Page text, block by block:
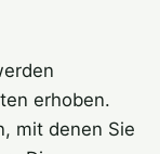
erhoben.
mit denen Sie